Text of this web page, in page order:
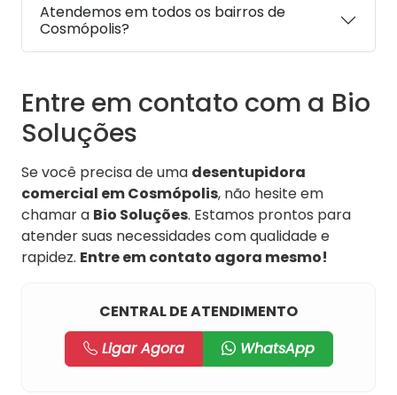
Atendemos em todos os bairros de
Cosmópolis?
Entre em contato com a Bio
Soluções
Se você precisa de uma desentupidora
comercial em Cosmópolis, não hesite em
chamar a Bio Soluções. Estamos prontos para
atender suas necessidades com qualidade e
rapidez. Entre em contato agora mesmo!
CENTRAL DE ATENDIMENTO
Ligar Agora
WhatsApp